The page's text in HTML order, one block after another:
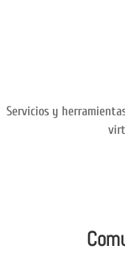
Servicios y